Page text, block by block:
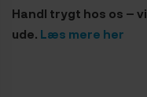
Handl trygt hos os –
ude. Læs mere her